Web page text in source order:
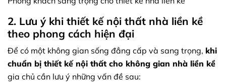
2. Lưu ý khi thiết kế nội thất nhà liền kề
theo phong cách hiện đại
Để có một không gian sống đẳng cấp và sang trọng, khi
chuẩn bị thiết kế nội thất cho không gian nhà liền kề
gia chủ cần lưu ý những vấn đề sau: